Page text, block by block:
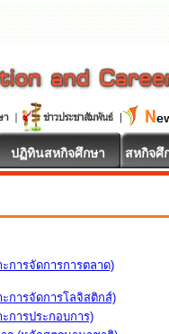
ปฏิทินสหกิจศึกษา สหกิจศึ
การจัดการการตลาด)
การจัดการโลจิสติกส์)
การประกอบการ)